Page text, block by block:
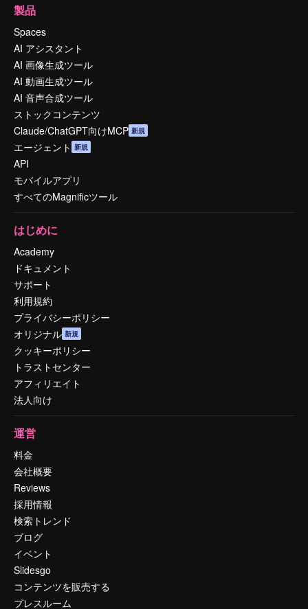
製品
Spaces
AI アシスタント
AI 画像生成ツール
AI 動画生成ツール
AI 音声合成ツール
ストックコンテンツ
Claude/ChatGPT向けMCP 新規
エージェント 新規
API
モバイルアプリ
すべてのMagnificツール
はじめに
Academy
ドキュメント
サポート
利用規約
プライバシーポリシー
オリジナル 新規
クッキーポリシー
トラストセンター
アフィリエイト
法人向け
運営
料金
会社概要
Reviews
採用情報
検索トレンド
ブログ
イベント
Slidesgo
コンテンツを販売する
プレスルーム